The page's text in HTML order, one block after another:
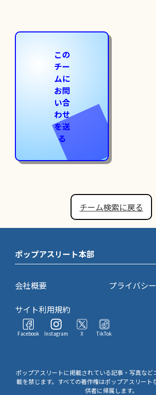
この
チー
ムに
お問
い合
わせ
を送
る
チーム検索に戻る
ポップアスリート本部
会社概要
プライバシ
サイト利用規約
Facebook Instagram X TikTok
ポップアスリートに掲載されている記事・写真など
載を禁じます。すべての著作権はポップアスリート
供者に帰属します。